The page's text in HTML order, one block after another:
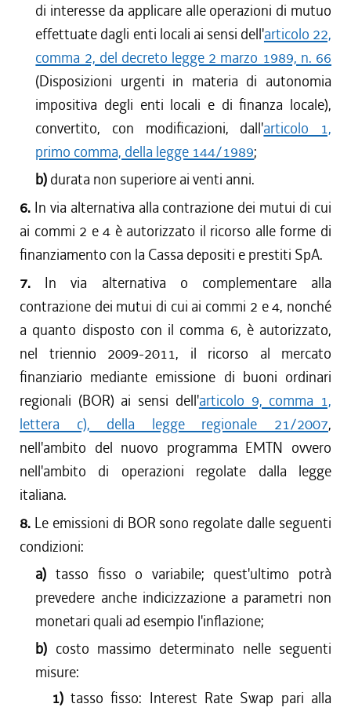
di interesse da applicare alle operazioni di mutuo
effettuate dagli enti locali ai sensi dell'articolo 22,
comma 2, del decreto legge 2 marzo 1989, n. 66
(Disposizioni urgenti in materia di autonomia
impositiva degli enti locali e di finanza locale),
convertito, con modificazioni, dall'articolo 1,
primo comma, della legge 144/1989;
b) durata non superiore ai venti anni.
6. In via alternativa alla contrazione dei mutui di cui
ai commi 2 e 4 è autorizzato il ricorso alle forme di
finanziamento con la Cassa depositi e prestiti SpA.
7. In via alternativa o complementare alla
contrazione dei mutui di cui ai commi 2 e 4, nonché
a quanto disposto con il comma 6, è autorizzato,
nel triennio 2009-2011, il ricorso al mercato
finanziario mediante emissione di buoni ordinari
regionali (BOR) ai sensi dell'articolo 9, comma 1,
lettera c), della legge regionale 21/2007,
nell'ambito del nuovo programma EMTN ovvero
nell'ambito di operazioni regolate dalla legge
italiana.
8. Le emissioni di BOR sono regolate dalle seguenti
condizioni:
a)tasso fisso o variabile; quest'ultimo potrà
prevedere anche indicizzazione a parametri non
monetari quali ad esempio l'inflazione;
b) costo massimo determinato nelle seguenti
misure:
1)tasso fisso: Interest Rate Swap pari alla